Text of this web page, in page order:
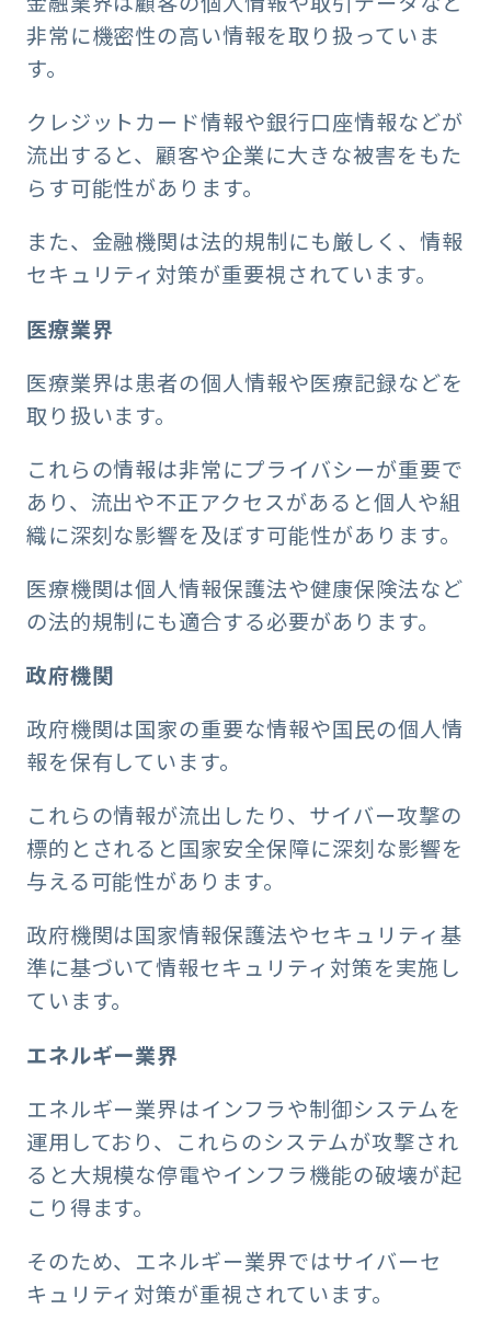
非常に機密性の高い情報を取り扱っていま
す。
クレジットカード情報や銀行口座情報などが
流出すると、顧客や企業に大きな被害をもた
らす可能性があります。
また、金融機関は法的規制にも厳しく、情報
セキュリティ対策が重要視されています。
医療業界
医療業界は患者の個人情報や医療記録などを
取り扱います。
これらの情報は非常にプライバシーが重要で
あり、流出や不正アクセスがあると個人や組
織に深刻な影響を及ぼす可能性があります。
医療機関は個人情報保護法や健康保険法など
の法的規制にも適合する必要があります。
政府機関
政府機関は国家の重要な情報や国民の個人情
報を保有しています。
これらの情報が流出したり、サイバー攻撃の
標的とされると国家安全保障に深刻な影響を
与える可能性があります。
政府機関は国家情報保護法やセキュリティ基
準に基づいて情報セキュリティ対策を実施し
ています。
エネルギー業界
エネルギー業界はインフラや制御システムを
運用しており、これらのシステムが攻撃され
ると大規模な停電やインフラ機能の破壊が起
こり得ます。
そのため、エネルギー業界ではサイバーセ
キュリティ対策が重視されています。